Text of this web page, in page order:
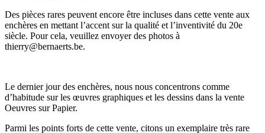
Des pièces rares peuvent encore être incluses dans cette vente aux
enchères en mettant l’accent sur la qualité et l’inventivité du 20e
siècle. Pour cela, veuillez envoyer des photos à
thierry@bernaerts.be.
Le dernier jour des enchères, nous nous concentrons comme
d’habitude sur les œuvres graphiques et les dessins dans la vente
Oeuvres sur Papier.
Parmi les points forts de cette vente, citons un exemplaire très rare